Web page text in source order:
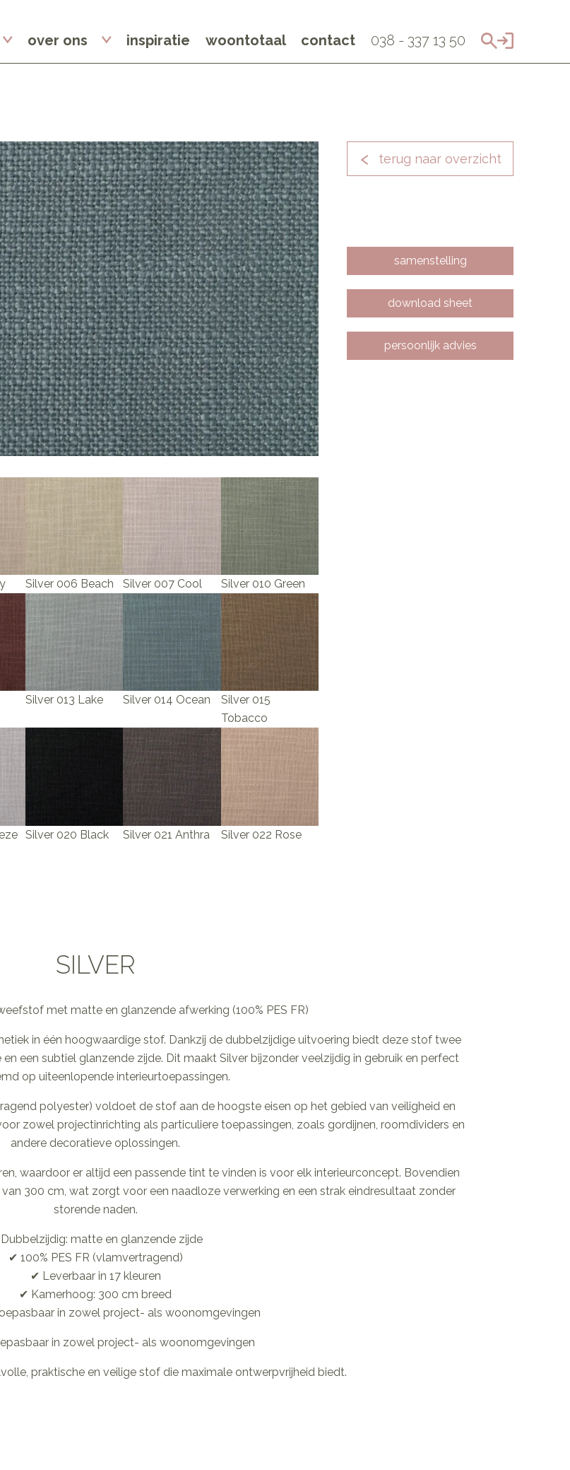
over ons inspiratie woontotaal contact 038 - 337 13 50
Silver 006 Beach Silver 007 Cool Silver 010 Green
Silver 013 Lake Silver 014 Ocean
Silver 015
Tobacco
Silver 020 Black Silver 021 Anthra Silver 022 Rose
terug naar overzicht
samenstelling
download sheet
persoonlijk advies
SILVER
met matte en glanzende afwerking (100% PES FR)
in één hoogwaardige stof. Dankzij de dubbelzijdige uitvoering biedt deze stof twee
een subtiel glanzende zijde. Dit maakt Silver bijzonder veelzijdig in gebruik en perfect
op uiteenlopende interieurtoepassingen.
polyester) voldoet de stof aan de hoogste eisen op het gebied van veiligheid en
zowel projectinrichting als particuliere toepassingen, zoals gordijnen, roomdividers en
andere decoratieve oplossingen.
waardoor er altijd een passende tint te vinden is voor elk interieurconcept. Bovendien
300 cm, wat zorgt voor een naadloze verwerking en een strak eindresultaat zonder
storende naden.
matte en glanzende zijde
✔ 100% PES FR (vlamvertragend)
✔ Leverbaar in 17 kleuren
✔ Kamerhoog: 300 cm breed
in zowel project- als woonomgevingen
in zowel project- als woonomgevingen
praktische en veilige stof die maximale ontwerpvrijheid biedt.